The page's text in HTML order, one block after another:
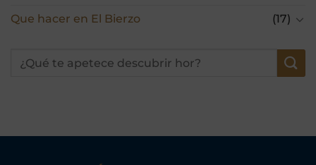
Que hacer en El Bierzo
(17)